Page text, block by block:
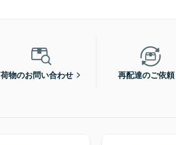
荷物のお問い合わせ 再配達のご依頼